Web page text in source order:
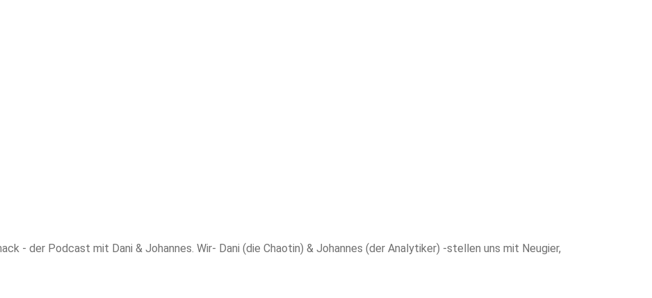
- der Podcast mit Dani & Johannes. Wir- Dani (die Chaotin) & Johannes (der Analytiker) -stellen uns mit Neugier,